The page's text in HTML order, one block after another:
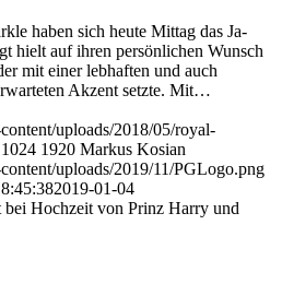
haben sich heute Mittag das Ja-
hielt auf ihren persönlichen Wunsch
mit einer lebhaften und auch
Akzent setzte. Mit…
uploads/2018/05/royal-
1024 1920 Markus Kosian
uploads/2019/11/PGLogo.png
2019-01-04
bei Hochzeit von Prinz Harry und